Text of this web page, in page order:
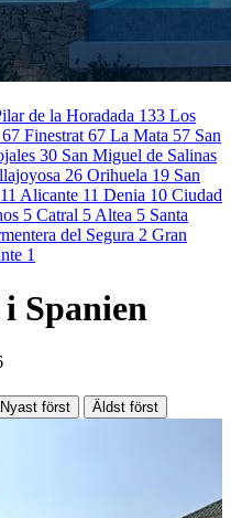
de la Horadada 133 Los
67 Finestrat 67 La Mata 57 San
30 San Miguel de Salinas
26 Orihuela 19 San
11 Alicante 11 Denia 10 Ciudad
5 Catral 5 Altea 5 Santa
del Segura 2 Gran
1
Spanien
Nyast först Äldst först